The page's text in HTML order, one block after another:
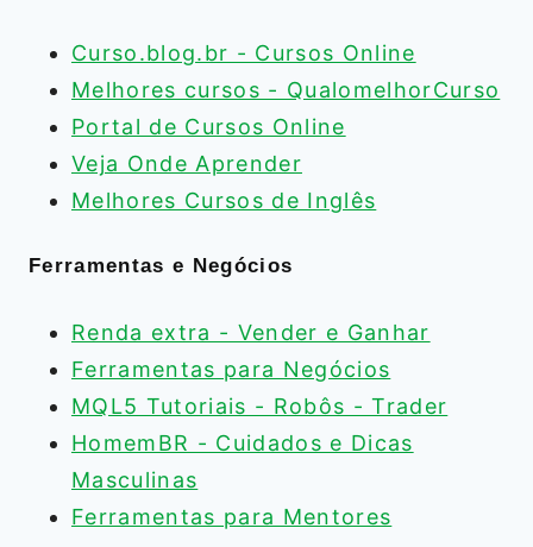
Curso.blog.br - Cursos Online
Melhores cursos - QualomelhorCurso
Portal de Cursos Online
Veja Onde Aprender
Melhores Cursos de Inglês
Ferramentas e Negócios
Renda extra - Vender e Ganhar
Ferramentas para Negócios
MQL5 Tutoriais - Robôs - Trader
HomemBR - Cuidados e Dicas
Masculinas
Ferramentas para Mentores